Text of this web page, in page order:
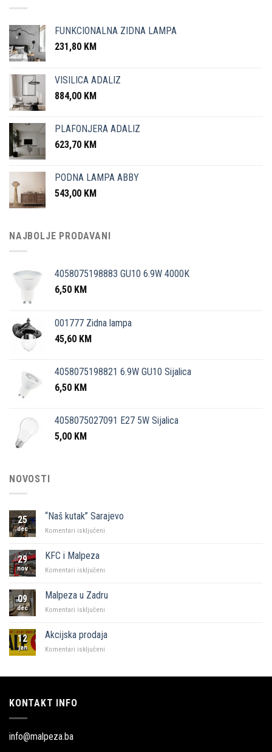
FUNKCIONALNA ZIDNA LAMPA
231,80 KM
VISILICA ADALIZ
884,00 KM
PLAFONJERA ADALIZ
623,70 KM
PODNA LAMPA ABBY
543,00 KM
NAJBOLJE PRODAVANI
4058075198883 GU10 6.9W 4000K
6,50 KM
001777 Zidna lampa
45,60 KM
4058075198821 6.9W GU10 Sijalica
6,50 KM
4058075027091 E27 5W Sijalica
5,00 KM
NOVOSTI
25
dec
“Naš kutak” Sarajevo
Komentari isključeni
29
nov
KFC i Malpeza
Komentari isključeni
Malpeza
09
dec
Malpeza u Zadru
Komentari isključeni
Zadru
12
jan
Akcijska prodaja
Komentari isključeni
KONTAKT INFO
info@malpeza.ba